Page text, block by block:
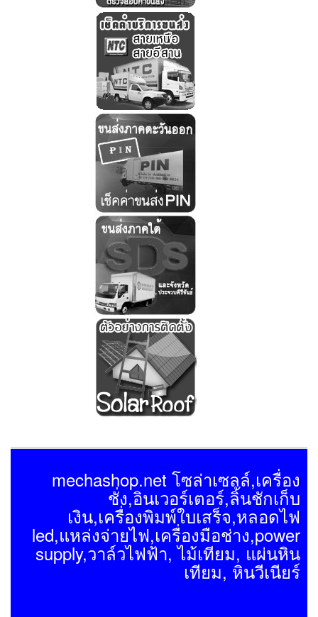
mechashop.net โซล่าเซลล์,เครื่อง
ชั่ง,อินเวอร์เตอร์,ลิ้นชักเก็บ
เงิน,เครื่องพิมพ์ใบเสร็จ,หลอดไฟ
led,แหล่งจ่ายไฟ,เครื่องมือช่าง,power
supply,วาล์วไฟฟ้า, ไม้เทียม, แผ่นหิน
เทียม, หินวีเนียร์